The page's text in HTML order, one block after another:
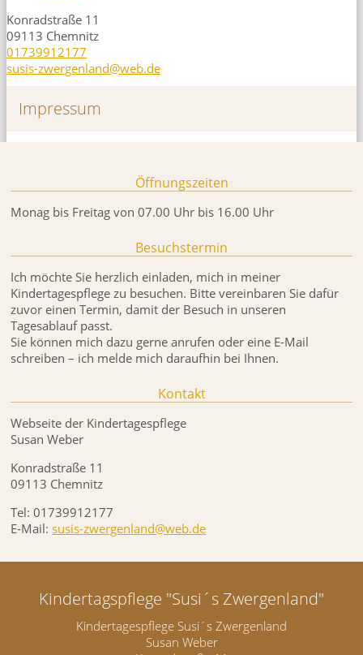
Konradstraße 11
09113 Chemnitz
01739912177
susis-zwergenland@web.de
Impressum
Öffnungszeiten
Monag bis Freitag von 07.00 Uhr bis 16.00 Uhr
Besuchstermin
Ich möchte Sie herzlich einladen, mich in meiner
Kindertagespflege zu besuchen. Bitte vereinbaren Sie dafür
zuvor einen Termin, damit der Besuch in unseren
Tagesablauf passt.
Sie können mich dazu gerne anrufen oder eine E-Mail
schreiben – ich melde mich daraufhin bei Ihnen.
Kontakt
Webseite der Kindertagespflege
Susan Weber
Konradstraße 11
09113 Chemnitz
Tel: 01739912177
E-Mail: susis-zwergenland@web.de
Kindertagspflege "Susi´s Zwergenland"
Kindertagespflege Susi´s Zwergenland
Susan Weber